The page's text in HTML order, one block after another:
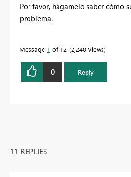
Por favor, hágamelo saber cómo
problema.
Message 1 of 12 2,240 Views
0 Reply
11 REPLIES